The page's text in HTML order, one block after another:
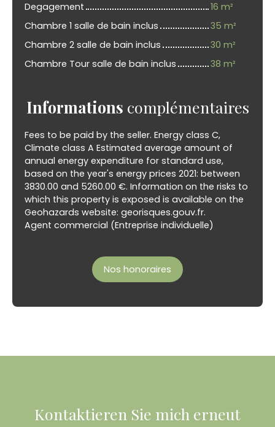
Degagement
16 m²
Chambre 1 salle de bain inclus
35 m²
Chambre 2 salle de bain inclus
30 m²
Chambre Tour salle de bain inclus
38 m²
Informations complémentaires
Fees to be paid by the seller. Energy class C,
Climate class A Estimated average amount of
annual energy expenditure for standard use,
based on the year's energy prices 2021: between
3830.00 and 5260.00 €. Information on the risks to
which this property is exposed is available on the
Geohazards website: georisques.gouv.fr.
Agent commercial (Entreprise individuelle)
Nos honoraires
Kontaktieren Sie mich erneut